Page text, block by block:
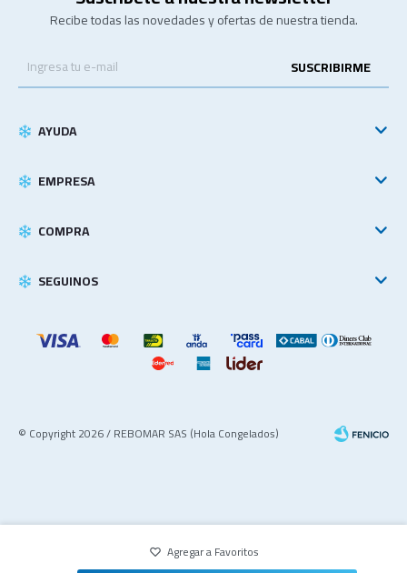
Recibe todas las novedades y ofertas de nuestra tienda.
SUSCRIBIRME
AYUDA
EMPRESA
COMPRA
SEGUINOS
© Copyright 2026 / REBOMAR SAS (Hola Congelados)